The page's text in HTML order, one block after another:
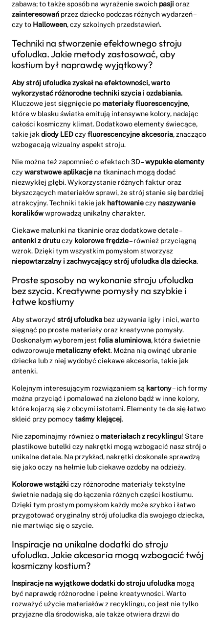
zabawa; to także sposób na wyrażenie swoich pasji oraz
zainteresowań przez dziecko podczas różnych wydarzeń –
czy to Halloween, czy szkolnych przedstawień.
Techniki na stworzenie efektownego stroju
ufoludka. Jakie metody zastosować, aby
kostium był naprawdę wyjątkowy?
Aby strój ufoludka zyskał na efektowności, warto
wykorzystać różnorodne techniki szycia i ozdabiania.
Kluczowe jest sięgnięcie po materiały fluorescencyjne,
które w blasku światła emitują intensywne kolory, nadając
całości kosmiczny klimat. Dodatkowo elementy świecące,
takie jak diody LEDczy fluorescencyjne akcesoria, znacząco
wzbogacają wizualny aspekt stroju.
Nie można też zapomnieć o efektach 3D –wypukłe elementy
czy warstwowe aplikacje na tkaninach mogą dodać
niezwykłej głębi. Wykorzystanie różnych faktur oraz
błyszczących materiałów sprawi, że strój stanie się bardziej
atrakcyjny. Techniki takie jak haftowanieczy naszywanie
koralikówwprowadzą unikalny charakter.
Ciekawe malunki na tkaninie oraz dodatkowe detale –
antenki z drutuczy kolorowe frędzle– również przyciągną
wzrok. Dzięki tym wszystkim pomysłom stworzysz
niepowtarzalny i zachwycający strój ufoludka dla dziecka.
Proste sposoby na wykonanie stroju ufoludka
bez szycia. Kreatywne pomysły na szybkie i
łatwe kostiumy
Aby stworzyć strój ufoludka bez używania igły i nici, warto
sięgnąć po proste materiały oraz kreatywne pomysły.
Doskonałym wyborem jest folia aluminiowa, która świetnie
odwzorowuje metaliczny efekt. Można nią owinąć ubranie
dziecka lub z niej wydobyć ciekawe akcesoria, takie jak
antenki.
Kolejnym interesującym rozwiązaniem są kartony– ich formy
można przyciąć i pomalować na zielono bądź w inne kolory,
które kojarzą się z obcymi istotami. Elementy te da się łatwo
skleić przy pomocy taśmy klejącej.
Nie zapominajmy również o materiałach z recyklingu! Stare
plastikowe butelki czy nakrętki mogą wzbogacić nasz strój o
unikalne detale. Na przykład, nakrętki doskonale sprawdzą
się jako oczy na hełmie lub ciekawe ozdoby na odzieży.
Kolorowe wstążki czy różnorodne materiały tekstylne
świetnie nadają się do łączenia różnych części kostiumu.
Dzięki tym prostym pomysłom każdy może szybko i łatwo
przygotować oryginalny strój ufoludka dla swojego dziecka,
nie martwiąc się o szycie.
Inspiracje na unikalne dodatki do stroju
ufoludka. Jakie akcesoria mogą wzbogacić twój
kosmiczny kostium?
Inspiracje na wyjątkowe dodatki do stroju ufoludka mogą
być naprawdę różnorodne i pełne kreatywności. Warto
rozważyć użycie materiałów z recyklingu, co jest nie tylko
przyjazne dla środowiska, ale także otwiera drzwi do